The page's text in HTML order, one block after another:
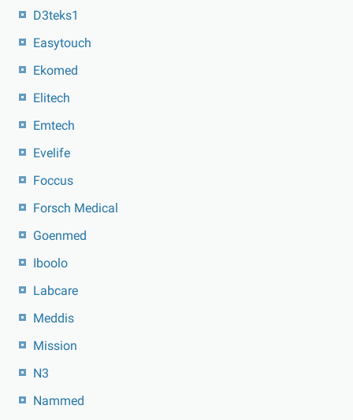
D3teks1
Easytouch
Ekomed
Elitech
Emtech
Evelife
Foccus
Forsch Medical
Goenmed
Iboolo
Labcare
Meddis
Mission
N3
Nammed